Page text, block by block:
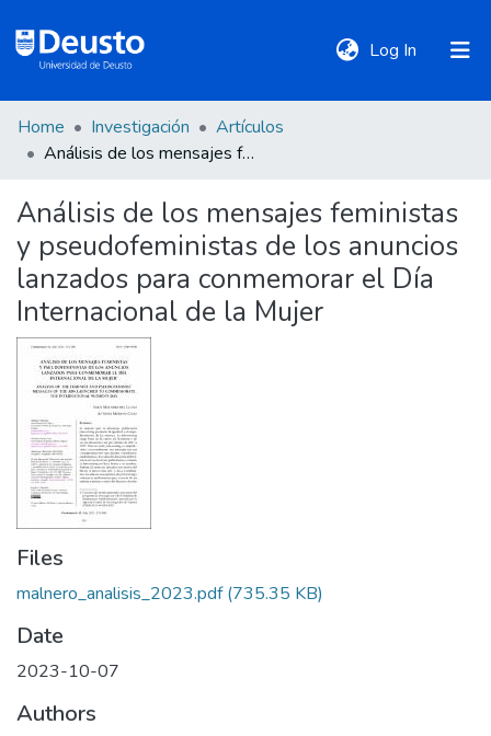
Log In (current)
DeustoTeka
Communities
&
Collections
All of DSpace
Statistics
Policies
Home Investigación
Artículos
Análisis de los mensajes feministas y pseudofeministas de los anuncios lanzados para conmemorar el Día Internacional de la Mujer
Análisis de los mensajes feministas
y pseudofeministas de los anuncios
lanzados para conmemorar el Día
Internacional de la Mujer
Files
malnero_analisis_2023.pdf(735.35 KB)
Date
2023-10-07
Authors